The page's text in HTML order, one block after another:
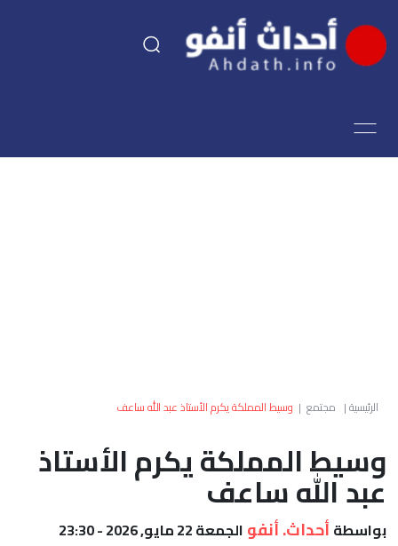
اقتصاد
العالم
أعمدة
الرئيسية| مجتمع | وسيط المملكة يكرم الأستاذ عبد الله ساعف
وسيط المملكة يكرم الأستاذ
عبد الله ساعف
بواسطة أحداث. أنفو الجمعة 22 مايو, 2026 - 23:30